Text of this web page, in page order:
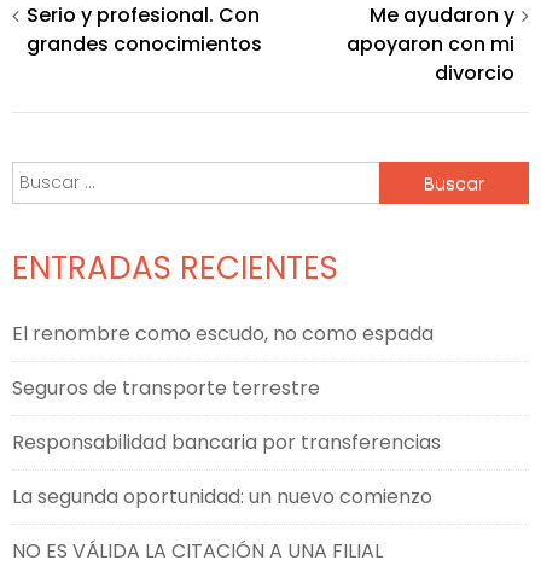
Navegación
Serio y profesional. Con
grandes conocimientos
Me ayudaron y
apoyaron con mi
divorcio
Buscar:
ENTRADAS RECIENTES
El renombre como escudo, no como espada
Seguros de transporte terrestre
Responsabilidad bancaria por transferencias
La segunda oportunidad: un nuevo comienzo
NO ES VÁLIDA LA CITACIÓN A UNA FILIAL